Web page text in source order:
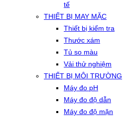
tế
THIẾT BỊ MAY MẶC
Thiết bị kiểm tra
Thước xám
Tủ so màu
Vải thử nghiệm
THIẾT BỊ MÔI TRƯỜNG
Máy đo pH
Máy đo độ dẫn
Máy đo độ mặn